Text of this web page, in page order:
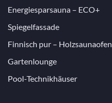
Energiesparsauna – ECO+
Spiegelfassade
Finnisch pur – Holzsaunaofen
Gartenlounge
Pool-Technikhäuser